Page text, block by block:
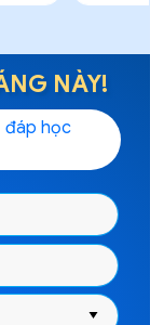
NÀY!
đáp học